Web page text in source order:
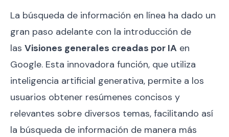
La búsqueda de información en línea ha dado un
gran paso adelante con la introducción de
las Visiones generales creadas por IA en
Google. Esta innovadora función, que utiliza
inteligencia artificial generativa, permite a los
usuarios obtener resúmenes concisos y
relevantes sobre diversos temas, facilitando así
la búsqueda de información de manera más